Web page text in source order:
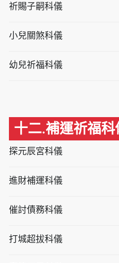
祈賜子嗣科儀
小兒關煞科儀
幼兒祈福科儀
十二.補運祈福科
探元辰宮科儀
進財補運科儀
催討債務科儀
打城超拔科儀